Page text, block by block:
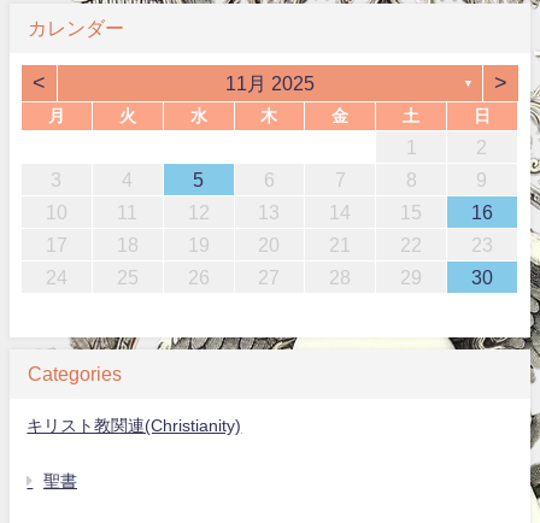
カレンダー
< 11月 2025 ▼ >
月 火 水 木 金 土 日
1
2
3
4 5 6 7 8
9
10
11 12 13 14 15
16
17
18 19 20 21 22
23
24
25 26 27 28 29 30
Categories
キリスト教関連(Christianity)
聖書